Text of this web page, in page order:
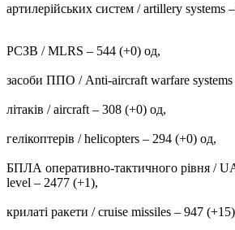
артилерійських систем / artillery systems
РСЗВ / MLRS – 544 (+0) од,
засоби ППО / Anti-aircraft warfare systems
літаків / aircraft – 308 (+0) од,
гелікоптерів / helicopters – 294 (+0) од,
БПЛА оперативно-тактичного рівня /
level – 2477 (+1),
крилаті ракети / cruise missiles ‒ 947